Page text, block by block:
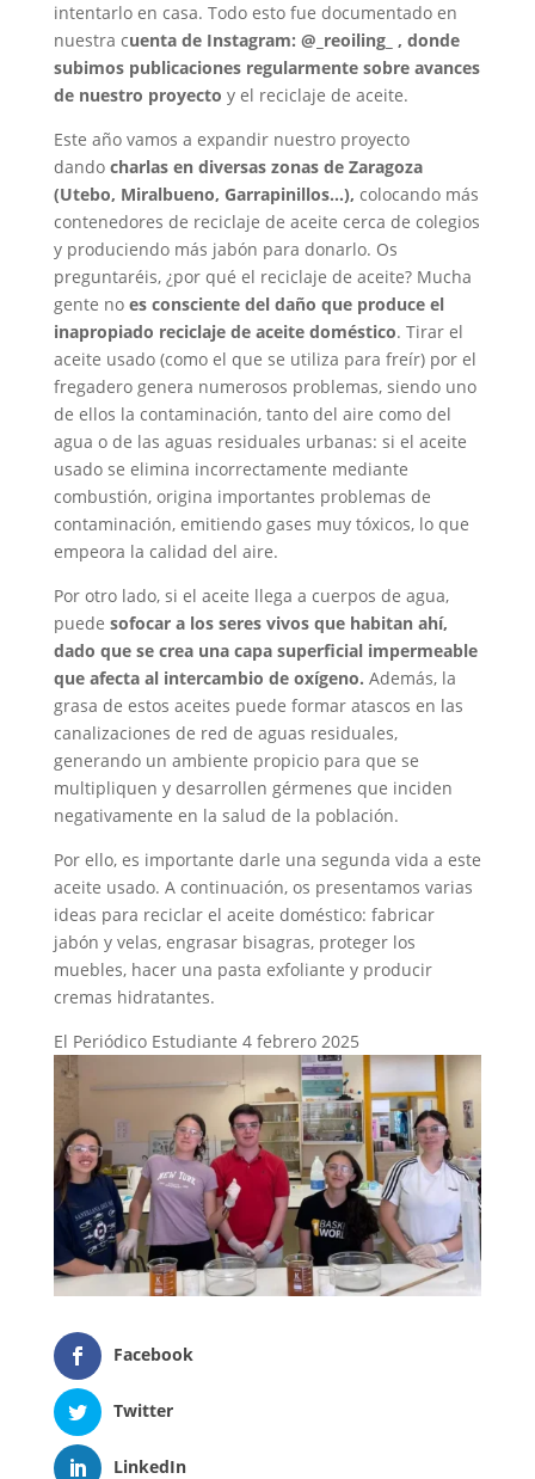
intentarlo en casa. Todo esto fue documentado en
nuestra cuenta de Instagram: @_reoiling_ , donde
subimos publicaciones regularmente sobre avances
de nuestro proyecto y el reciclaje de aceite.
Este año vamos a expandir nuestro proyecto
dando charlas en diversas zonas de Zaragoza
(Utebo, Miralbueno, Garrapinillos…), colocando más
contenedores de reciclaje de aceite cerca de colegios
y produciendo más jabón para donarlo. Os
preguntaréis, ¿por qué el reciclaje de aceite? Mucha
gente no es consciente del daño que produce el
inapropiado reciclaje de aceite doméstico. Tirar el
aceite usado (como el que se utiliza para freír) por el
fregadero genera numerosos problemas, siendo uno
de ellos la contaminación, tanto del aire como del
agua o de las aguas residuales urbanas: si el aceite
usado se elimina incorrectamente mediante
combustión, origina importantes problemas de
contaminación, emitiendo gases muy tóxicos, lo que
empeora la calidad del aire.
Por otro lado, si el aceite llega a cuerpos de agua,
puede sofocar a los seres vivos que habitan ahí,
dado que se crea una capa superficial impermeable
que afecta al intercambio de oxígeno. Además, la
grasa de estos aceites puede formar atascos en las
canalizaciones de red de aguas residuales,
generando un ambiente propicio para que se
multipliquen y desarrollen gérmenes que inciden
negativamente en la salud de la población.
Por ello, es importante darle una segunda vida a este
aceite usado. A continuación, os presentamos varias
ideas para reciclar el aceite doméstico: fabricar
jabón y velas, engrasar bisagras, proteger los
muebles, hacer una pasta exfoliante y producir
cremas hidratantes.
El Periódico Estudiante 4 febrero 2025
Facebook
Twitter
LinkedIn